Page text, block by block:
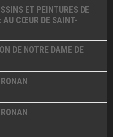
ET PEINTURES DE
AU CŒUR DE SAINT-
DE NOTRE DAME DE